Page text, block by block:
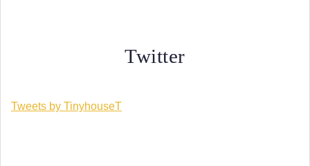
Twitter
Tweets by TinyhouseT